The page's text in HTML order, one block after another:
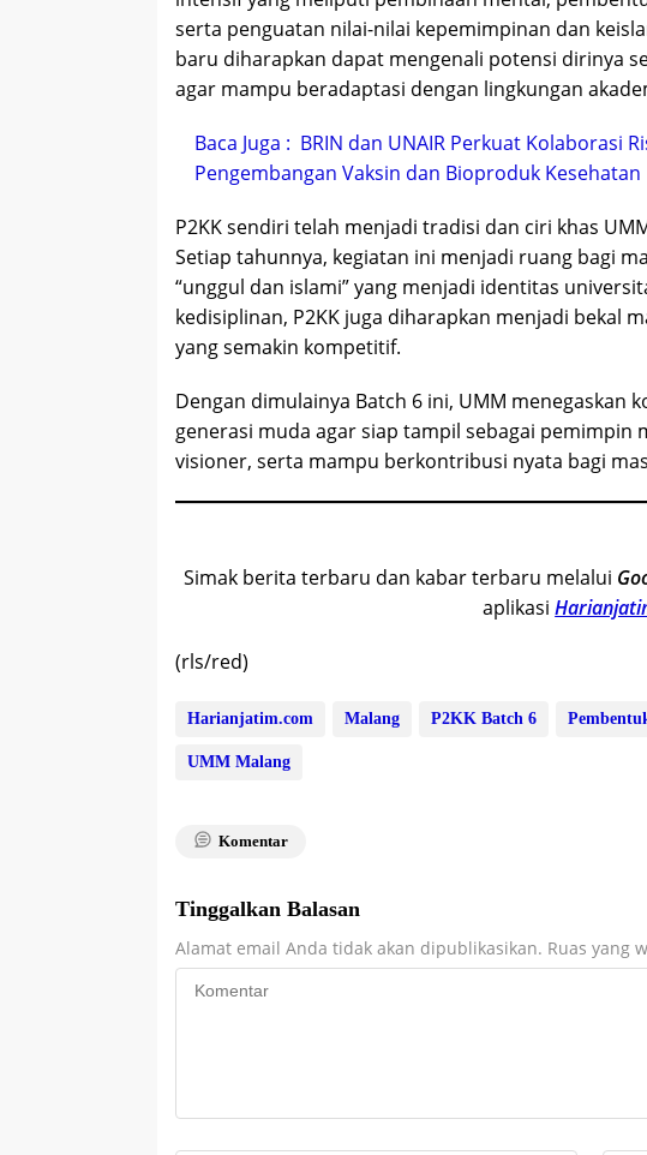
serta penguatan nilai-nilai kepemimpinan dan
baru diharapkan dapat mengenali potensi dirinya
agar mampu beradaptasi dengan lingkungan
Baca Juga : BRIN dan UNAIR Perkuat Kolaborasi
Pengembangan Vaksin dan Bioproduk Kesehatan
P2KK sendiri telah menjadi tradisi dan ciri khas
Setiap tahunnya, kegiatan ini menjadi ruang bagi
“unggul dan islami” yang menjadi identitas
kedisiplinan, P2KK juga diharapkan menjadi bekal
yang semakin kompetitif.
Dengan dimulainya Batch 6 ini, UMM menegaskan
generasi muda agar siap tampil sebagai pemimpin
visioner, serta mampu berkontribusi nyata bagi
Simak berita terbaru dan kabar terbaru melalui
aplikasi
(rls/red)
Harianjatim.com Malang P2KK Batch 6
UMM Malang
Komentar
Tinggalkan Balasan
Alamat email Anda tidak akan dipublikasikan. Ruas yang